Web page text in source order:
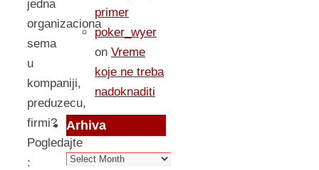
jedna
organizaciona
sema
u
kompaniji,
preduzecu,
firmi?
Pogledajte
:
primer
poker_wyer
on Vreme
koje ne treba
nadoknaditi
Arhiva
Arhiva